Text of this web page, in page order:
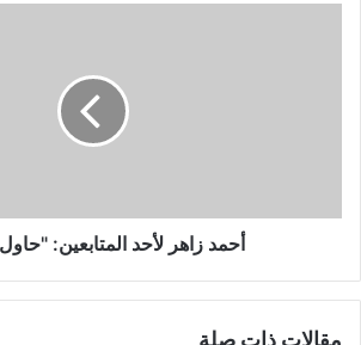
أحمد زاهر لأحد المتابعين:
مقالات ذات صلة